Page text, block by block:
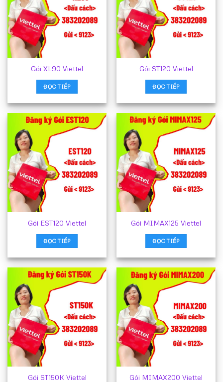
Gói XL90 Viettel
ĐỌC TIẾP
Gói ST120 Viettel
ĐỌC TIẾP
Gói EST120 Viettel
ĐỌC TIẾP
Gói MIMAX125 Viettel
ĐỌC TIẾP
Gói ST150K Viettel Gói MIMAX200 Viettel